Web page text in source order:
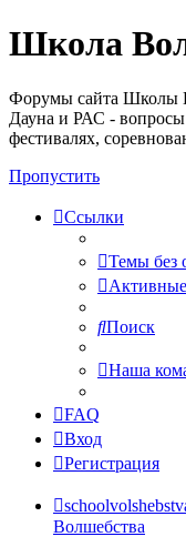
Школа
Форумы сайта Школы
Дауна и РАС - вопросы
фестивалях,
Пропустить
Ссылки
Темы без
Поиск
Наша
FAQ
Вход
Регистрация
Волшебства